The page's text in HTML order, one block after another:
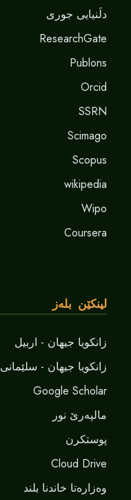
دلَنيايى جورى
ResearchGate
Publons
Orcid
SSRN
Scimago
Scopus
wikipedia
Wipo
Coursera
لینکێن بلەز
زانکویا جیهان - اربیل
زانکویا جیهان - سلێمانی
Google Scholar
مالپەرێ نور
پوستکرن
Cloud Drive
وەزارەتا خاندنا بلند